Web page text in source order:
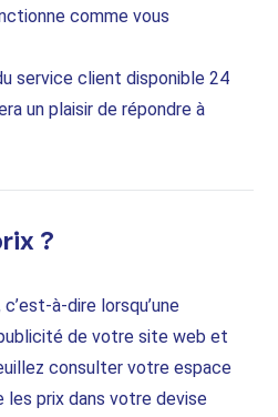
comme vous
service client disponible 24
un plaisir de répondre à
?
à-dire lorsqu’une
de votre site web et
consulter votre espace
les prix dans votre devise